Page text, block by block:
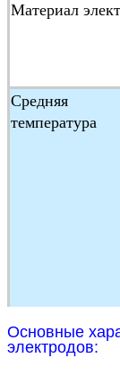
Материал
Средняя
температура
Температура
окружающей
Основные
электродов: